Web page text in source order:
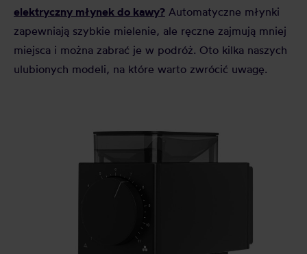
elektryczny młynek do kawy? Automatyczne młynki
zapewniają szybkie mielenie, ale ręczne zajmują mniej
miejsca i można zabrać je w podróż. Oto kilka naszych
ulubionych modeli, na które warto zwrócić uwagę.